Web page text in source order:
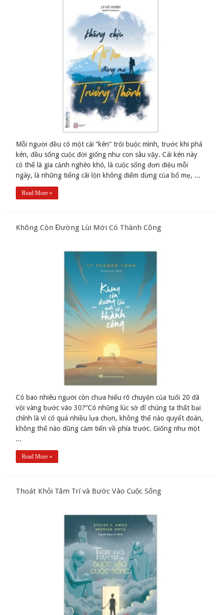
Mỗi người đều có một cái “kén” trói buộc mình, trước khi phá
kén, đều sống cuộc đời giống như con sâu vậy. Cái kén này
có thể là gia cảnh nghèo khó, là cuộc sống đơn điệu mỗi
ngày, là những tiếng cãi lộn không điểm dừng của bố mẹ, ...
Read More »
Không Còn Đường Lùi Mới Có Thành Công
Có bao nhiêu người còn chưa hiểu rõ chuyện của tuổi 20 đã
vội vàng bước vào 30?“Có những lúc sở dĩ chúng ta thất bại
chính là vì có quá nhiều lựa chọn, không thể nào quyết đoán,
không thể nào dũng cảm tiến về phía trước. Giống như một
...
Read More »
Thoát Khỏi Tâm Trí và Bước Vào Cuộc Sống